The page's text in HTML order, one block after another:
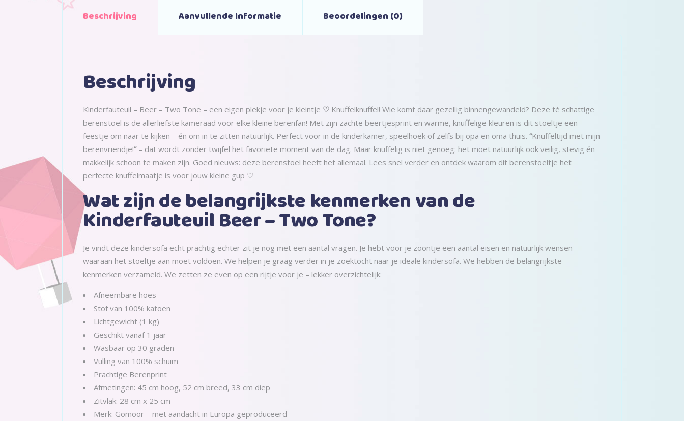
Beschrijving Aanvullende Informatie Beoordelingen (0)
Beschrijving
Kinderfauteuil – Beer – Two Tone – een eigen plekje voor je kleintje ♡ Knuffelknuffel! Wie komt daar gezellig binnengewandeld? Deze té schattige
berenstoel is de allerliefste kameraad voor elke kleine berenfan! Met zijn zachte beertjesprint en warme, knuffelige kleuren is dit stoeltje een
feestje om naar te kijken – én om in te zitten natuurlijk. Perfect voor in de kinderkamer, speelhoek of zelfs bij opa en oma thuis. “Knuffeltijd met mijn
berenvriendje!”– dat wordt zonder twijfel het favoriete moment van de dag. Maar knuffelig is niet genoeg: het moet natuurlijk ook veilig, stevig én
makkelijk schoon te maken zijn. Goed nieuws: deze berenstoel heeft het allemaal. Lees snel verder en ontdek waarom dit berenstoeltje het
perfecte knuffelmaatje is voor jouw kleine gup ♡
Wat zijn de belangrijkste kenmerken van de
Kinderfauteuil Beer – Two Tone?
Je vindt deze kindersofa echt prachtig echter zit je nog met een aantal vragen. Je hebt voor je zoontje een aantal eisen en natuurlijk wensen
waaraan het stoeltje aan moet voldoen. We helpen je graag verder in je zoektocht naar je ideale kindersofa. We hebben de belangrijkste
kenmerken verzameld. We zetten ze even op een rijtje voor je – lekker overzichtelijk:
Afneembare hoes
Stof van 100% katoen
Lichtgewicht (1 kg)
Geschikt vanaf 1 jaar
Wasbaar op 30 graden
Vulling van 100% schuim
Prachtige Berenprint
Afmetingen: 45 cm hoog, 52 cm breed, 33 cm diep
Zitvlak: 28 cm x 25 cm
Merk: Gomoor – met aandacht in Europa geproduceerd